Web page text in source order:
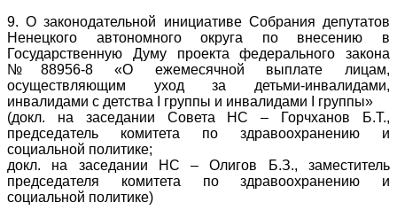
9. О законодательной инициативе Собрания депутатов
Ненецкого автономного округа по внесению в
Государственную Думу проекта федерального закона
№88956-8 «О ежемесячной выплате лицам,
осуществляющим уход за детьми-инвалидами,
инвалидами с детства I группы и инвалидами I группы»
(докл. на заседании Совета НС – Горчханов Б.Т.,
председатель комитета по здравоохранению и
социальной политике;
докл. на заседании НС – Олигов Б.З., заместитель
председателя комитета по здравоохранению и
социальной политике)